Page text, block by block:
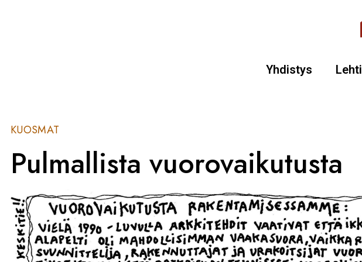
Yhdistys Lehti
KUOSMAT
Pulmallista vuorovaikutusta